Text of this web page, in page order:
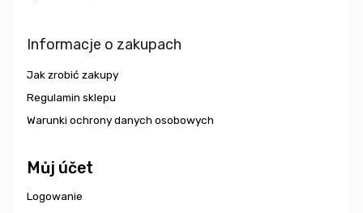
Informacje o zakupach
Jak zrobić zakupy
Regulamin sklepu
Warunki ochrony danych osobowych
Můj účet
Logowanie